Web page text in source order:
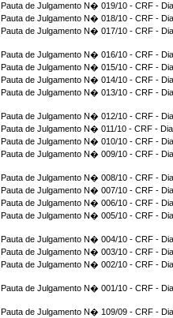
Pauta de Julgamento N� 019/10 - CRF -
Pauta de Julgamento N� 018/10 - CRF -
Pauta de Julgamento N� 017/10 - CRF -
Pauta de Julgamento N� 016/10 - CRF -
Pauta de Julgamento N� 015/10 - CRF -
Pauta de Julgamento N� 014/10 - CRF -
Pauta de Julgamento N� 013/10 - CRF -
Pauta de Julgamento N� 012/10 - CRF -
Pauta de Julgamento N� 011/10 - CRF -
Pauta de Julgamento N� 010/10 - CRF -
Pauta de Julgamento N� 009/10 - CRF -
Pauta de Julgamento N� 008/10 - CRF -
Pauta de Julgamento N� 007/10 - CRF -
Pauta de Julgamento N� 006/10 - CRF -
Pauta de Julgamento N� 005/10 - CRF -
Pauta de Julgamento N� 004/10 - CRF -
Pauta de Julgamento N� 003/10 - CRF -
Pauta de Julgamento N� 002/10 - CRF -
Pauta de Julgamento N� 001/10 - CRF -
Pauta de Julgamento N� 109/09 - CRF -